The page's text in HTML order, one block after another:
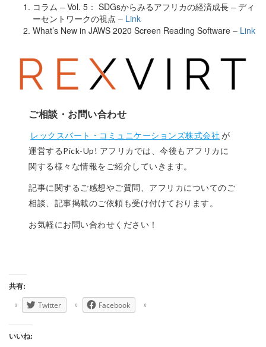
コラム – Vol. 5： SDGsからみるアフリカの経済成長 – ディ
ーセントワークの視点 – Link
What’s New in JAWS 2020 Screen Reading Software – Link
ご相談・お問い合わせ
レックスバート・コミュニケーションズ株式会社 が
運営するPick-Up! アフリカでは、今後もアフリカに
関する様々な情報をご紹介していきます。
記事に関するご感想やご質問、アフリカについてのご
相談、記事掲載のご依頼も受け付けております。
お気軽にお問い合わせください！
共有:
Twitter Facebook
いいね: